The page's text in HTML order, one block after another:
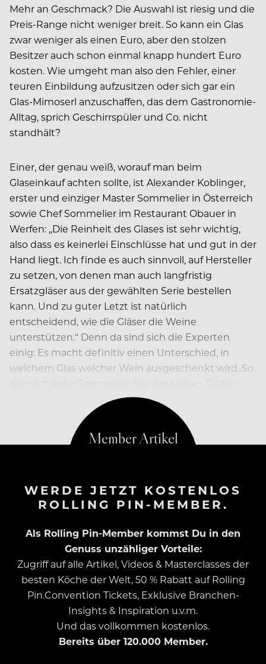
Mehr an Geschmack? Die Auswahl ist riesig und die
Preis-Range nicht weniger breit. So kann ein Glas
zwar weniger als einen Euro, aber den stolzen
Besitzer auch schon einmal knapp hundert Euro
kosten. Wie umgeht man also den Fehler, einer
teuren Einbildung aufzusitzen oder sich gar ein
Glas-Mimoserl anzuschaffen, das dem Gastronomie-
Alltag, sprich Geschirrspüler und Co. nicht
standhält?
Einer, der genau weiß, worauf man beim
Glaseinkauf achten sollte, ist Alexander Koblinger,
erster und einziger Master Sommelier in Österreich
sowie Chef Sommelier im Restaurant Obauer in
Werfen: „Die Reinheit des Glases ist sehr wichtig,
also dass es keinerlei Einschlüsse hat und gut in der
Hand liegt. Ich finde es auch sinnvoll, auf Hersteller
zu setzen, von denen man auch langfristig
Ersatzgläser aus der gewählten Serie bestellen
kann. Und zu guter Letzt ist natürlich
entscheidend, wie die Gläser die Weine
unterstützen.“ Denn da sind sich die Experten
einig: Es macht definitiv einen Unterschied, in
welchem Glas welcher Wein ausgeschenkt wird. So
schon einmal eindrücklich demonstriert…
WERDE JETZT KOSTENLOS
ROLLING PIN-MEMBER.
Als Rolling Pin-Member kommst Du in den
Genuss unzähliger Vorteile:
Zugriff auf alle Artikel, Videos & Masterclasses der
besten Köche der Welt, 50 % Rabatt auf Rolling
Pin.Convention Tickets, Exklusive Branchen-
Insights & Inspiration u.v.m.
Und das vollkommen kostenlos.
Bereits über 120.000 Member.